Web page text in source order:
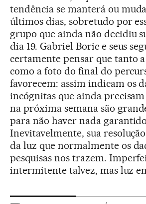
tendência se manterá ou
últimos dias, sobretudo por
grupo que ainda não decidiu
dia 19. Gabriel Boric e seus
certamente pensar que tanto
como a foto do final do
favorecem: assim indicam os
incógnitas que ainda
na próxima semana são
para não haver nada
Inevitavelmente, sua
da luz que normalmente os
pesquisas nos trazem.
intermitente talvez, mas luz